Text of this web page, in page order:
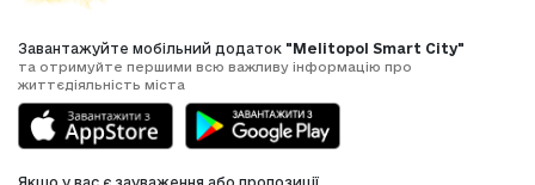
Завантажуйте мобільний додаток "Melitopol Smart City"
та отримуйте першими всю важливу інформацію про
життєдіяльність міста
Якщо у вас є зауваження або пропозиції,